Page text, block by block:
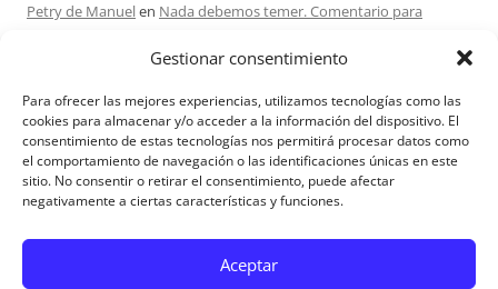
Gestionar consentimiento
Para ofrecer las mejores experiencias, utilizamos tecnologías como las
cookies para almacenar y/o acceder a la información del dispositivo. El
consentimiento de estas tecnologías nos permitirá procesar datos como
el comportamiento de navegación o las identificaciones únicas en este
sitio. No consentir o retirar el consentimiento, puede afectar
negativamente a ciertas características y funciones.
Aceptar
Petry de Manuelen Nada debemos temer. Comentario para
Nada debemos temer. Comentario para
matrimonios: Mateo 17, 1-9
Ana rosa caicedoenConfío en Ti. Comentario para matrimonios:
Mateo 15, 21-28